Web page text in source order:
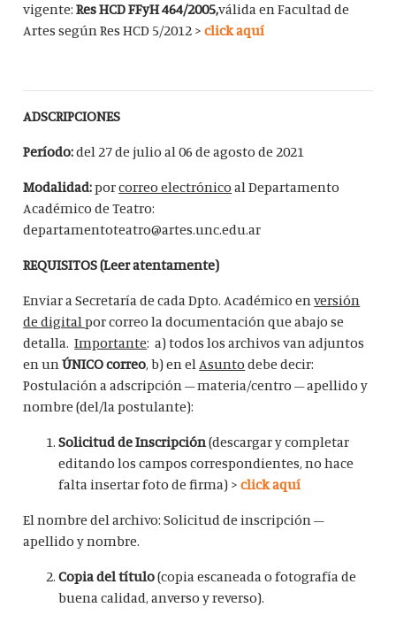
vigente:Res HCD FFyH 464/2005,válida en Facultad de
Artes según Res HCD 5/2012 >click aquí
ADSCRIPCIONES
Período:del 27 de julio al 06 de agosto de 2021
Modalidad:porcorreo electrónico al Departamento
Académico de Teatro:
departamentoteatro@artes.unc.edu.ar
REQUISITOS (Leer atentamente)
Enviar a Secretaría de cada Dpto. Académico enversión
de digitalpor correo la documentación que abajo se
detalla.Importante: a) todos los archivos van adjuntos
en unÚNICO correo, b) en elAsunto debe decir:
Postulación a adscripción – materia/centro – apellido y
nombre (del/la postulante):
Solicitud de Inscripción(descargar y completar
editando los campos correspondientes, no hace
falta insertar foto de firma) >click aquí
El nombre del archivo: Solicitud de inscripción –
apellido y nombre.
Copia del título(copia escaneada o fotografía de
buena calidad, anverso y reverso).